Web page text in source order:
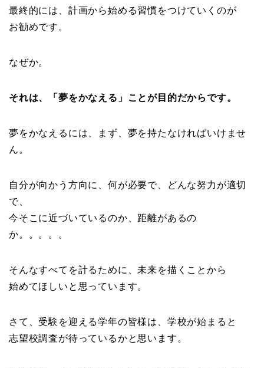
最終的には、計画から始める習慣をつけていくのが
お勧めです。
なぜか。
それは、「夢をかなえる」ことが目的だからです。
夢をかなえるには、まず、夢を持たなければいけませ
ん。
自分が向かう方向に、何が必要で、どんな努力が適切
で、
今そこに近づいているのか、距離があるの
か。。。。。
そんなすべてを計るために、未来を描くことから
始めてほしいと思っています。
さて、受験を迎える学年の皆様は、学校が始まると
志望校調査が待っているかと思います。